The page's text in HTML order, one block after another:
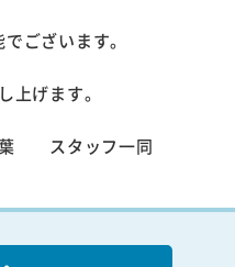
ございます。
上げます。
葉 スタッフ一同